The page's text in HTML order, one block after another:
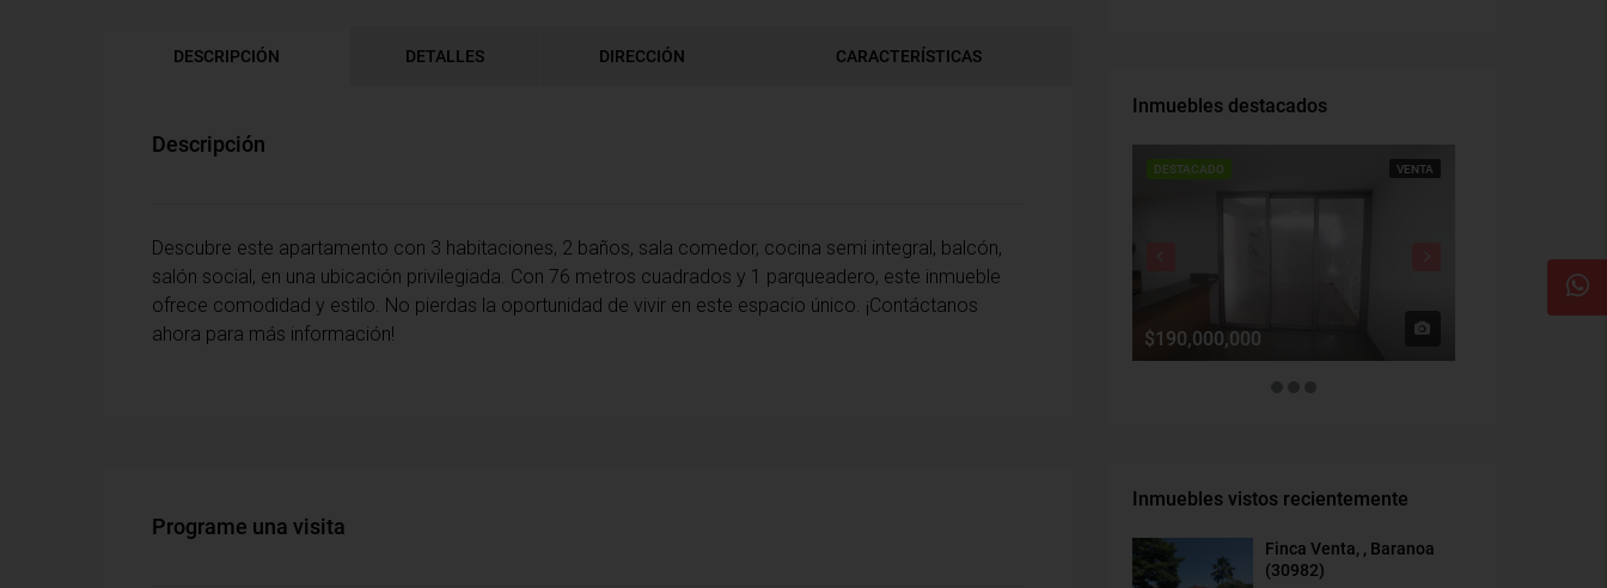
DESCRIPCIÓN DETALLES DIRECCIÓN CARACTERÍSTICAS
Descripción
Descubre este apartamento con 3 habitaciones, 2 baños, sala comedor, cocina semi integral, balcón,
salón social, en una ubicación privilegiada. Con 76 metros cuadrados y 1 parqueadero, este inmueble
ofrece comodidad y estilo. No pierdas la oportunidad de vivir en este espacio único. ¡Contáctanos
ahora para más información!
Programe una visita
Inmuebles destacados
DESTACADO VENTA
$190,000,000
Inmuebles vistos recientemente
Finca Venta, , Baranoa
(30982)